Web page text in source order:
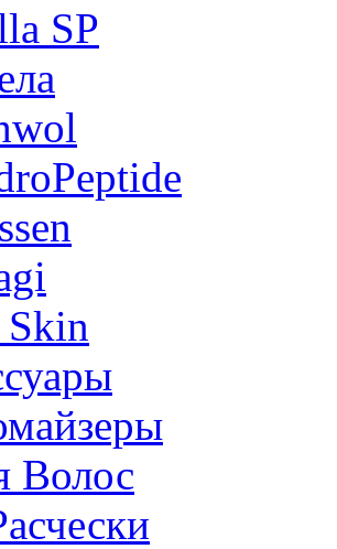
SP
Волос